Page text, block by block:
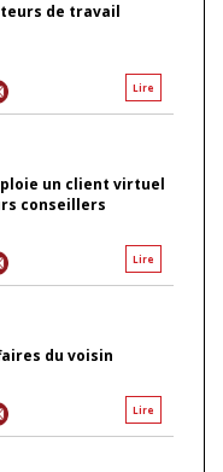
de travail
Lire
un client virtuel
conseillers
Lire
du voisin
Lire